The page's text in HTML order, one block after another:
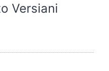
Versiani